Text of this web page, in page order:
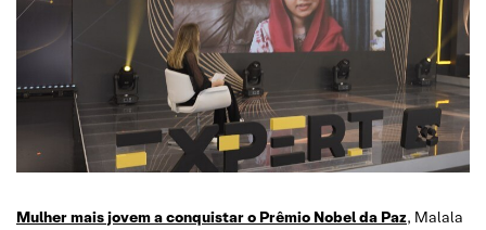
Mulher mais jovem a conquistar o Prêmio Nobel da Paz, Malala